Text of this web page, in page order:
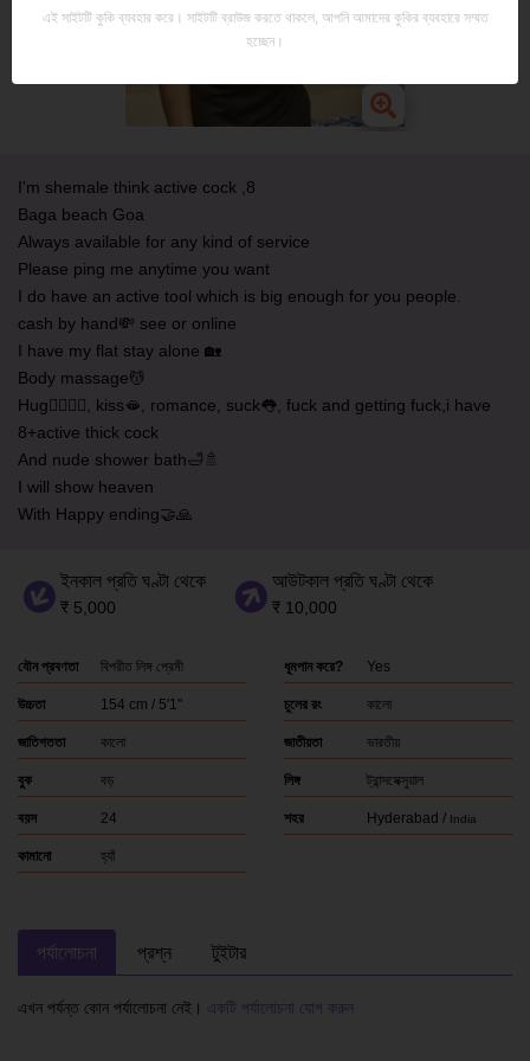
I'm shemale think active cock ,8
Baga beach Goa
Always available for any kind of service
Please ping me anytime you want
I do have an active tool which is big enough for you people.
cash by hand💸 see or online
I have my flat stay alone 🏡
Body massage💆
Hug👩‍❤️‍💋‍👨, kiss🫦, romance, suck👅, fuck and getting fuck,i have
8+active thick cock
And nude shower bath🛁🚿
I will show heaven
With Happy ending🤝🙏
ইনকাল প্রতি ঘণ্টা থেকে
₹ 5,000
আউটকাল প্রতি ঘণ্টা থেকে
₹ 10,000
যৌন প্রবণতা বিপরীত লিঙ্গ প্রেমী
উচ্চতা 154 cm / 5′1″
জাতিগততা কালো
বুক বড়
বয়স 24
কামানো হ্যাঁ
ধূমপান করে? Yes
চুলের রং কালো
জাতীয়তা ভারতীয়
লিঙ্গ ট্রান্সসেক্সুয়াল
শহর Hyderabad / India
পর্যালোচনা প্রশ্ন টুইটার
এখন পর্যন্ত কোন পর্যালোচনা নেই। একটি পর্যালোচনা যোগ করুন
এই সাইটটি কুকি ব্যবহার করে। সাইটটি ব্রাউজ করতে থাকলে, আপনি আমাদের কুকির ব্যবহারে সম্মত
হচ্ছেন।